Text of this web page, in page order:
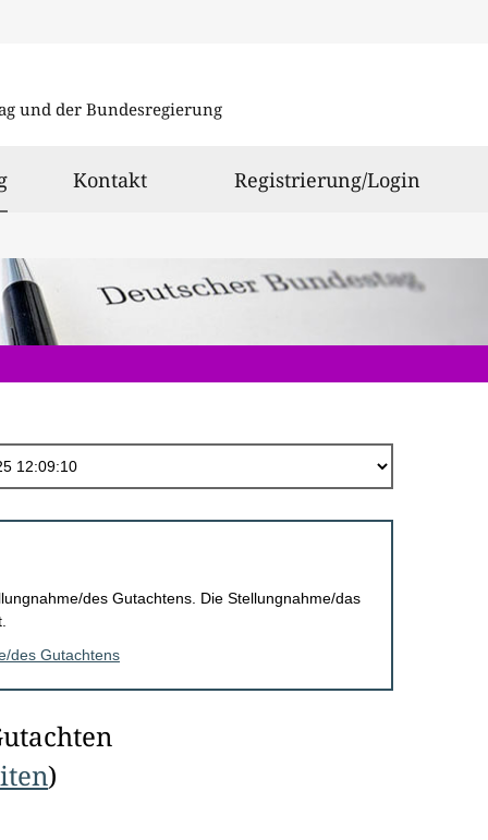
und der Bundesregierung
ausgewählt
Kontakt Registrierung/Login
des Gutachtens. Die Stellungnahme/das
des Gutachtens
)